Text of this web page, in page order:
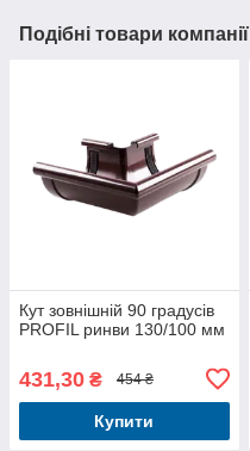
Подібні товари компанії
Кут зовнішній 90 градусів
PROFIL ринви 130/100 мм
431,30 ₴ 454 ₴
Купити